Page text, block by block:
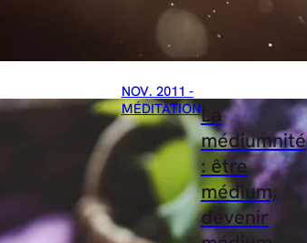
NOV. 2011 -
MÉDITATIONLa
médiumnité
: être
médium,
devenir